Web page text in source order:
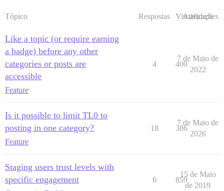
Tópico Respostas Visualizações
Atividade
Like a topic (or require earning
a badge) before any other
categories or posts are
accessible
Feature
4 400
7 de Maio de
2022
Is it possible to limit TL0 to
posting in one category?
Feature
18 386
7 de Maio de
2026
Staging users trust levels with
specific engagement
6 859
15 de Maio
de 2019